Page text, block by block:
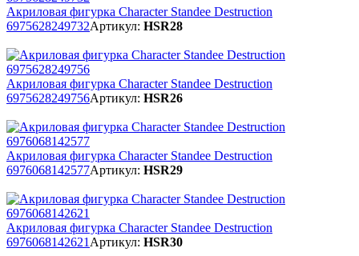
Акриловая фигурка Character Standee Destruction
6975628249732Артикул: HSR28
Акриловая фигурка Character Standee Destruction
6975628249756Артикул: HSR26
Акриловая фигурка Character Standee Destruction
6976068142577Артикул: HSR29
Акриловая фигурка Character Standee Destruction
6976068142621 Артикул: HSR30